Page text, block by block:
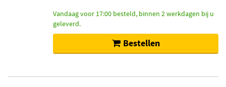
Vandaag voor 17:00 besteld, binnen 2 werkdagen bij u
geleverd.
Bestellen